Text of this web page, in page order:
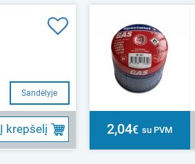
Sandėlyje
Į krepšelį 2,04€ su PVM